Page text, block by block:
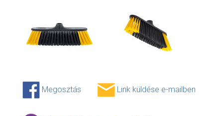
Megosztás Link küldése e-mailben